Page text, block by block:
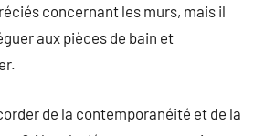
concernant les murs, mais il
aux pièces de bain et
de la contemporanéité et de la